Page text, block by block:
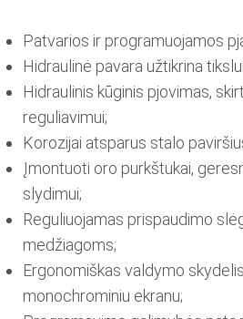
Patvarios ir programuojamos
Hidraulinė pavara užtikrina
Hidraulinis kūginis pjovimas,
reguliavimui;
Korozijai atsparus stalo
Įmontuoti oro purkštukai,
slydimui;
Reguliuojamas prispaudimo
medžiagoms;
Ergonomiškas valdymo
monochrominiu ekranu;